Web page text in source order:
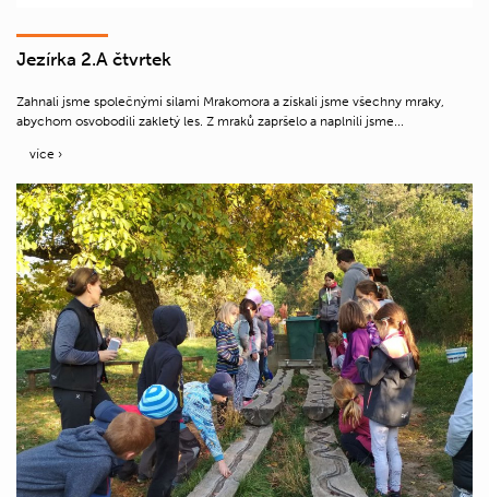
Jezírka 2.A čtvrtek
Zahnali jsme společnými silami Mrakomora a získali jsme všechny mraky,
abychom osvobodili zakletý les. Z mraků zapršelo a naplnili jsme...
více ›